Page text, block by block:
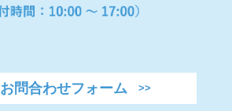
お問合わせフォーム